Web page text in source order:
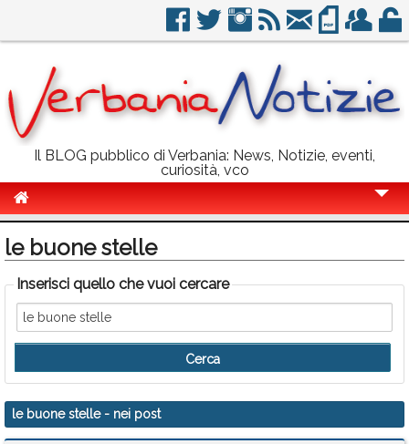
Il BLOG pubblico di Verbania: News, Notizie, eventi,
curiosità, vco
Politica
Sport
Eventi
Info Utili
Rubriche
Calendario
le buone stelle
Inserisci quello che vuoi cercare
le buone stelle- nei post